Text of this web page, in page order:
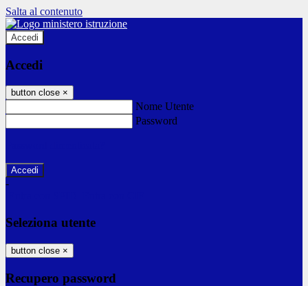
Salta al contenuto
Accedi
Accedi
button close ×
Nome Utente
Password
-
Seleziona utente
button close ×
Recupero password